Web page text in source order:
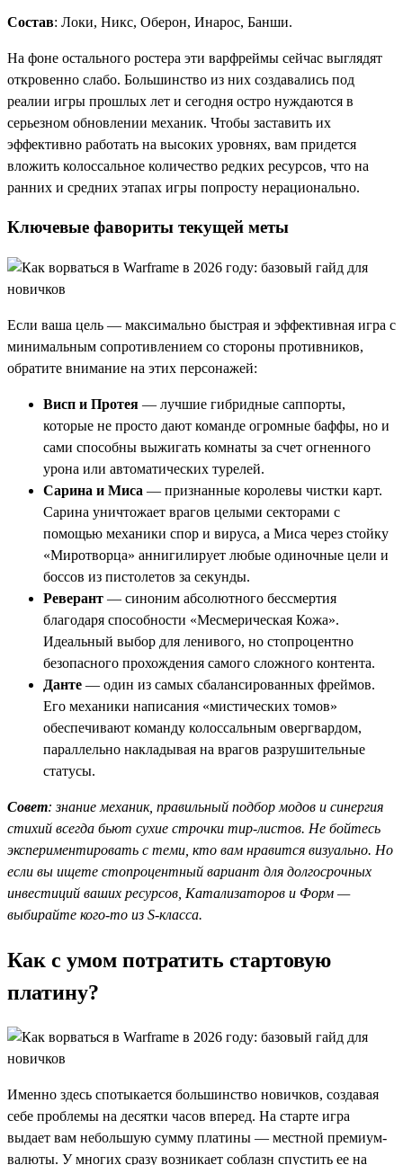
Состав: Локи, Никс, Оберон, Инарос, Банши.
На фоне остального ростера эти варфреймы сейчас выглядят
откровенно слабо. Большинство из них создавались под
реалии игры прошлых лет и сегодня остро нуждаются в
серьезном обновлении механик. Чтобы заставить их
эффективно работать на высоких уровнях, вам придется
вложить колоссальное количество редких ресурсов, что на
ранних и средних этапах игры попросту нерационально.
Ключевые фавориты текущей меты
Если ваша цель — максимально быстрая и эффективная игра с
минимальным сопротивлением со стороны противников,
обратите внимание на этих персонажей:
Висп и Протея — лучшие гибридные саппорты,
которые не просто дают команде огромные баффы, но и
сами способны выжигать комнаты за счет огненного
урона или автоматических турелей.
Сарина и Миса — признанные королевы чистки карт.
Сарина уничтожает врагов целыми секторами с
помощью механики спор и вируса, а Миса через стойку
«Миротворца» аннигилирует любые одиночные цели и
боссов из пистолетов за секунды.
Реверант — синоним абсолютного бессмертия
благодаря способности «Месмерическая Кожа».
Идеальный выбор для ленивого, но стопроцентно
безопасного прохождения самого сложного контента.
Данте — один из самых сбалансированных фреймов.
Его механики написания «мистических томов»
обеспечивают команду колоссальным овергвардом,
параллельно накладывая на врагов разрушительные
статусы.
Совет: знание механик, правильный подбор модов и синергия
стихий всегда бьют сухие строчки тир-листов. Не бойтесь
экспериментировать с теми, кто вам нравится визуально. Но
если вы ищете стопроцентный вариант для долгосрочных
инвестиций ваших ресурсов, Катализаторов и Форм —
выбирайте кого-то из S-класса.
Как с умом потратить стартовую
платину?
Именно здесь спотыкается большинство новичков, создавая
себе проблемы на десятки часов вперед. На старте игра
выдает вам небольшую сумму платины — местной премиум-
валюты. У многих сразу возникает соблазн спустить ее на